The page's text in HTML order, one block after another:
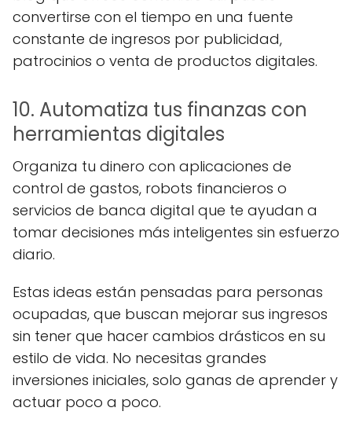
convertirse con el tiempo en una fuente
constante de ingresos por publicidad,
patrocinios o venta de productos digitales.
10. Automatiza tus finanzas con
herramientas digitales
Organiza tu dinero con aplicaciones de
control de gastos, robots financieros o
servicios de banca digital que te ayudan a
tomar decisiones más inteligentes sin esfuerzo
diario.
Estas ideas están pensadas para personas
ocupadas, que buscan mejorar sus ingresos
sin tener que hacer cambios drásticos en su
estilo de vida. No necesitas grandes
inversiones iniciales, solo ganas de aprender y
actuar poco a poco.